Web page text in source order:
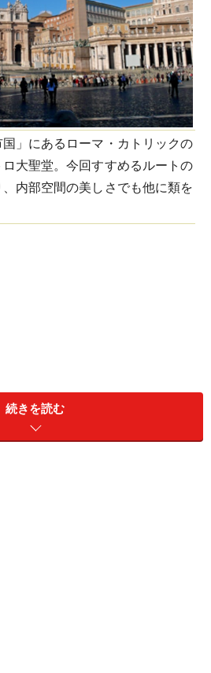
」にあるローマ・カトリックの
大聖堂。今回すすめるルートの
内部空間の美しさでも他に類を
続きを読む